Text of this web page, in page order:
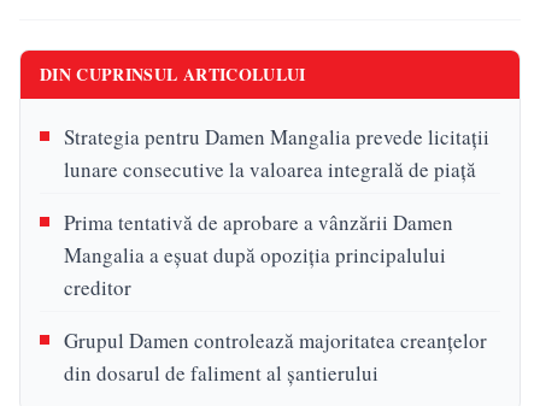
DIN CUPRINSUL ARTICOLULUI
Strategia pentru Damen Mangalia prevede licitații
lunare consecutive la valoarea integrală de piață
Prima tentativă de aprobare a vânzării Damen
Mangalia a eșuat după opoziția principalului
creditor
Grupul Damen controlează majoritatea creanțelor
din dosarul de faliment al șantierului